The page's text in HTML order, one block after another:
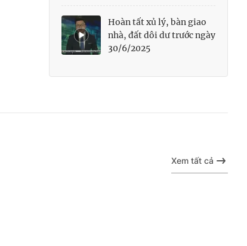
Hoàn tất xủ lý, bàn giao
nhà, đất dôi dư trước ngày
30/6/2025
Xem tất cả